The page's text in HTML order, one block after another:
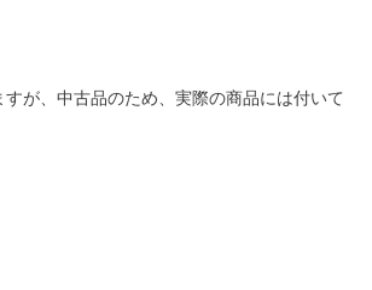
が、中古品のため、実際の商品には付いて